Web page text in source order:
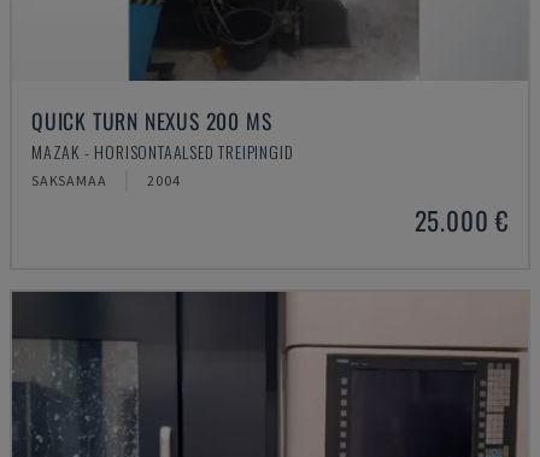
QUICK TURN NEXUS 200 MS
MAZAK - HORISONTAALSED TREIPINGID
SAKSAMAA 2004
25.000 €